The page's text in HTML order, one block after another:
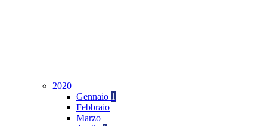
2020
Gennaio 1
Febbraio
Marzo